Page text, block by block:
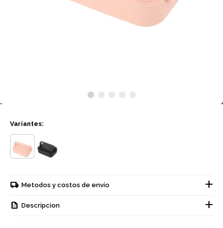
Variantes:
Metodos y costos de envío
Descripcion